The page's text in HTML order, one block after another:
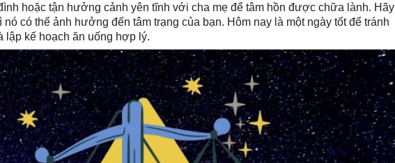
hoặc tận hưởng cảnh yên tĩnh với cha mẹ để tâm hồn được chữa lành. Hãy
có thể ảnh hưởng đến tâm trạng của bạn. Hôm nay là một ngày tốt để tránh
lập kế hoạch ăn uống hợp lý.